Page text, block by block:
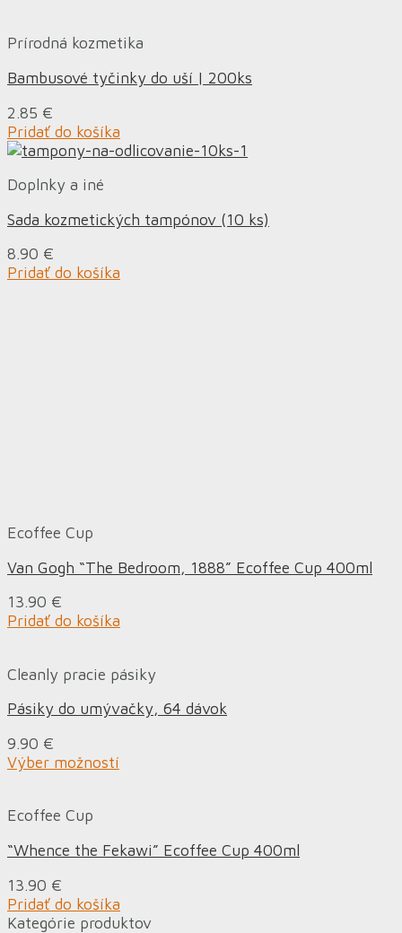
Prírodná kozmetika
Bambusové tyčinky do uší | 200ks
2.85 €
Pridať do košíka
Doplnky a iné
Sada kozmetických tampónov (10 ks)
8.90 €
Pridať do košíka
Ecoffee Cup
Van Gogh “The Bedroom, 1888” Ecoffee Cup 400ml
13.90 €
Pridať do košíka
Cleanly pracie pásiky
Pásiky do umývačky, 64 dávok
9.90 €
Výber možností
Ecoffee Cup
“Whence the Fekawi” Ecoffee Cup 400ml
13.90 €
Pridať do košíka
Kategórie produktov